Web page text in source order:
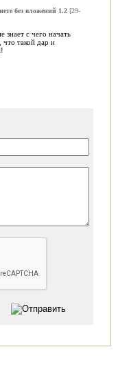
без вложений 1.2[29-
знает с чего начать
что такой дар и